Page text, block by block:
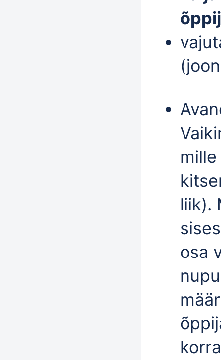
liik).
osa